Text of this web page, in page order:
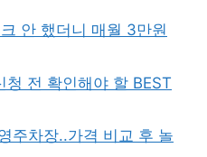
안 했더니 매월 3만원
청 전 확인해야 할 BEST
주차장..가격 비교 후 놀